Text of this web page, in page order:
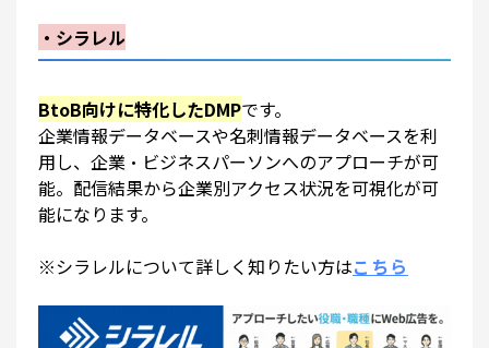
・シラレル
BtoB向けに特化したDMPです。
企業情報データベースや名刺情報データベースを利
用し、企業・ビジネスパーソンへのアプローチが可
能。配信結果から企業別アクセス状況を可視化が可
能になります。
※シラレルについて詳しく知りたい方はこちら